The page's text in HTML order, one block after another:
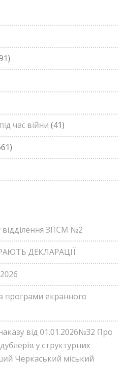
час війни (41)
відділення ЗПСМ №2
ДЕКЛАРАЦІЇ
програми екранного
від 01.01.2026№32 Про
у структурних
Черкаський міський